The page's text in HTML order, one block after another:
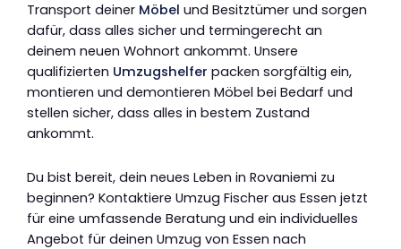
Transport deiner Möbel und Besitztümer und sorgen
dafür, dass alles sicher und termingerecht an
deinem neuen Wohnort ankommt. Unsere
qualifizierten Umzugshelfer packen sorgfältig ein,
montieren und demontieren Möbel bei Bedarf und
stellen sicher, dass alles in bestem Zustand
ankommt.
Du bist bereit, dein neues Leben in Rovaniemi zu
beginnen? Kontaktiere Umzug Fischer aus Essen jetzt
für eine umfassende Beratung und ein individuelles
Angebot für deinen Umzug von Essen nach